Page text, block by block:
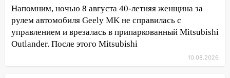
административно-технического
контроля администрации Ульяновска
11:12 В Ульяновской области в огне
Напомним, ночью 8 августа 40-летняя женщина за
рулем автомобиля Geely MK не справилась с
управлением и врезалась в припаркованный Mitsubishi
Outlander. После этого Mitsubishi
10.08.2026